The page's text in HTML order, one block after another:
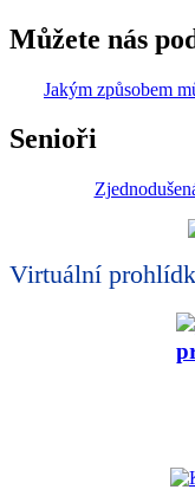
Můžete nás
Jakým způsobem
Senioři
Virtuální